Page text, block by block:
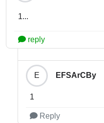
1...
reply
E EFSArCBy
1
Reply